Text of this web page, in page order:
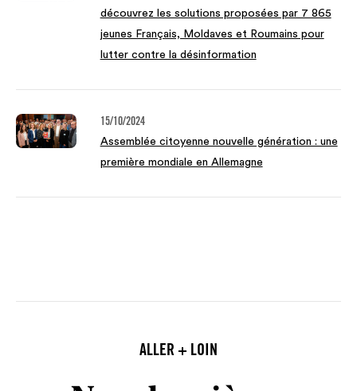
découvrez les solutions proposées par 7 865
jeunes Français, Moldaves et Roumains pour
lutter contre la désinformation
15/10/2024
Assemblée citoyenne nouvelle génération : une
première mondiale en Allemagne
ALLER + LOIN